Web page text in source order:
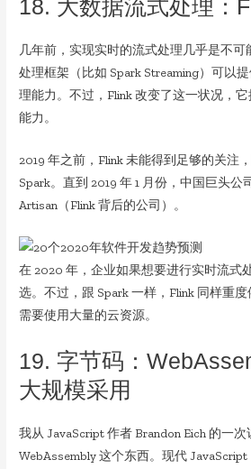
18. 大数据流式处理：
几年前，实现实时的流式处理几乎是不可
处理框架（比如 Spark Streaming）可以
理能力。不过，Flink 改变了这一状况，
能力。
2019 年之前，Flink 未能得到足够的关注
Spark。直到 2019 年 1 月份，中国巨头公
Artisan（Flink 背后的公司）。
在 2020 年，企业如果想要进行实时流式
选。不过，跟 Spark 一样，Flink 同样重度
需要使用大量的云资源。
19. 字节码：
大规模采用
我从 JavaScript 作者 Brandon Eich 的一
WebAssembly 这个东西。现代